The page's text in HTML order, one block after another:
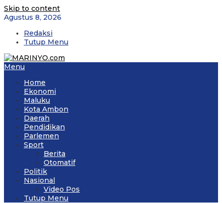
Skip to content
Agustus 8, 2026
Redaksi
Tutup Menu
Menu
Home
Ekonomi
Maluku
Kota Ambon
Daerah
Pendidikan
Parlemen
Sport
Berita
Otomatif
Politik
Nasional
Video Pos
Tutup Menu